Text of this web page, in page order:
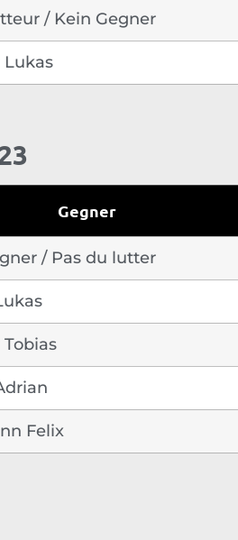
/ Kein Gegner
Lukas
Gegner
/ Pas du lutter
Felix